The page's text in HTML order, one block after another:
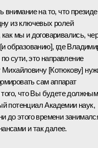
внимание на то, что
из ключевых ролей
мы и договаривались,
образованию], где
сути, это направление
[Котюкову]
сам аппарат
что Вы будете должным
потенциал Академии наук,
до этого времени
и так далее.